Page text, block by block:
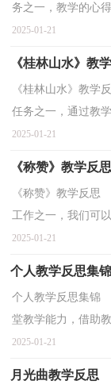
务之一，教学的心
教学反思呢？以下
2025-01-21
《桂林山水》教
《桂林山水》教
任务之一，通过教
么去写教学反思呢
2025-01-21
《称赞》教学反思
《称赞》教学反
工作之一，我们可
大家知道正规的教
2025-01-21
个人教学反思集锦
个人教学反思集锦
堂教学能力，借助
秀的教学反思是什
2025-01-21
月光曲教学反思